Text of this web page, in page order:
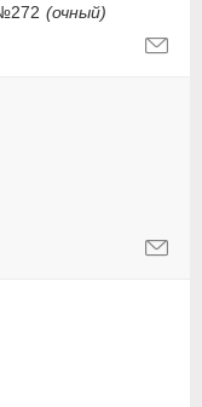
(очный)